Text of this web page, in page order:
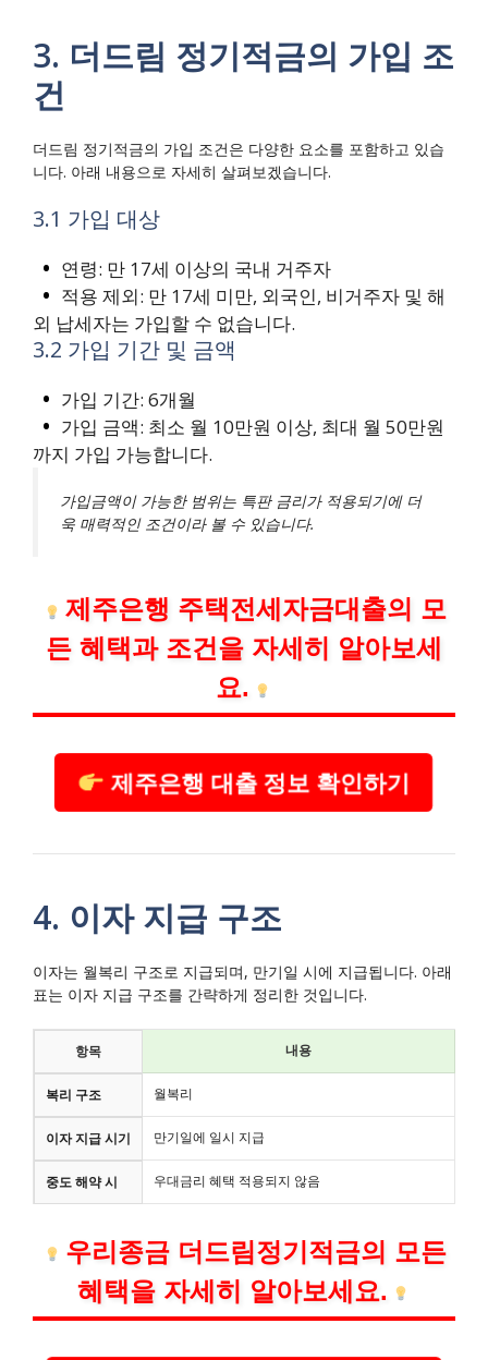
3. 더드림 정기적금의 가입 조
건
더드림 정기적금의 가입 조건은 다양한 요소를 포함하고 있습
니다. 아래 내용으로 자세히 살펴보겠습니다.
3.1 가입 대상
연령: 만 17세 이상의 국내 거주자
적용 제외: 만 17세 미만, 외국인, 비거주자 및 해
외 납세자는 가입할 수 없습니다.
3.2 가입 기간 및 금액
가입 기간: 6개월
가입 금액: 최소 월 10만원 이상, 최대 월 50만원
까지 가입 가능합니다.
가입금액이 가능한 범위는 특판 금리가 적용되기에 더
욱 매력적인 조건이라 볼 수 있습니다.
제주은행 주택전세자금대출의 모
든 혜택과 조건을 자세히 알아보세
요.
제주은행 대출 정보 확인하기
4. 이자 지급 구조
이자는 월복리 구조로 지급되며, 만기일 시에 지급됩니다. 아래
표는 이자 지급 구조를 간략하게 정리한 것입니다.
항목 내용
복리 구조 월복리
이자 지급 시기 만기일에 일시 지급
중도 해약 시 우대금리 혜택 적용되지 않음
우리종금 더드림정기적금의 모든
혜택을 자세히 알아보세요.